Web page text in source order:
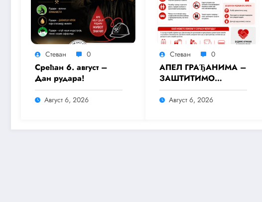
Стеван 0
Срећан 6. август –
Дан рудара!
Август 6, 2026
Стеван 0
АПЕЛ ГРАЂАНИМА –
ЗАШТИТИМО
ЗДРАВЉЕ И
СПРЕЧИМО ПОЖАРЕ
Август 6, 2026